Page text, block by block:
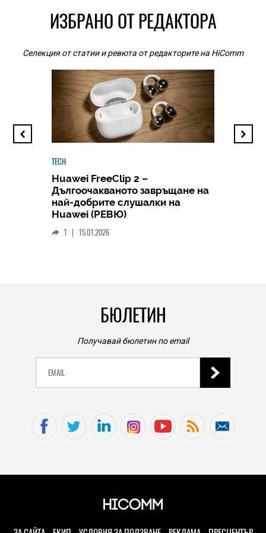
ИЗБРАНО ОТ РЕДАКТОРА
Селекция от статии и ревюта от редакторите на HiComm
TECH
Huawei FreeClip 2 –
Дългоочакваното завръщане на
най-добрите слушалки на
Huawei (РЕВЮ)
1 | 15.01.2026
БЮЛЕТИН
Получавай бюлетин по email